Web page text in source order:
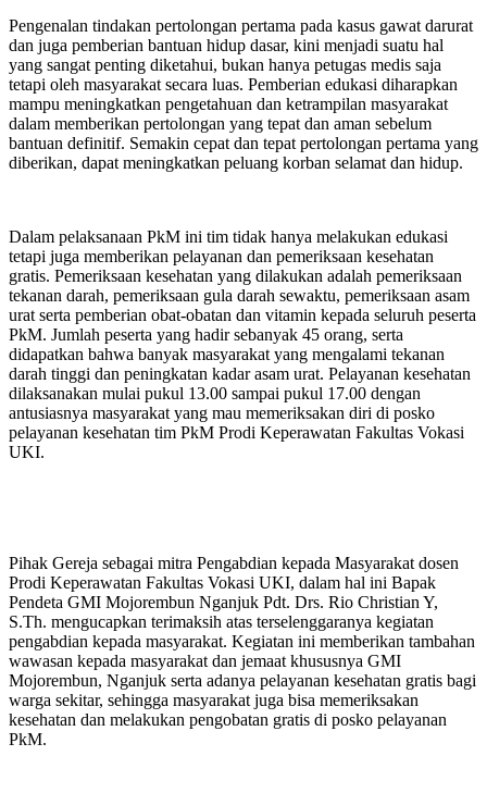
Pengenalan tindakan pertolongan pertama pada kasus gawat darurat
dan juga pemberian bantuan hidup dasar, kini menjadi suatu hal
yang sangat penting diketahui, bukan hanya petugas medis saja
tetapi oleh masyarakat secara luas. Pemberian edukasi diharapkan
mampu meningkatkan pengetahuan dan ketrampilan masyarakat
dalam memberikan pertolongan yang tepat dan aman sebelum
bantuan definitif. Semakin cepat dan tepat pertolongan pertama yang
diberikan, dapat meningkatkan peluang korban selamat dan hidup.
Dalam pelaksanaan PkM ini tim tidak hanya melakukan edukasi
tetapi juga memberikan pelayanan dan pemeriksaan kesehatan
gratis. Pemeriksaan kesehatan yang dilakukan adalah pemeriksaan
tekanan darah, pemeriksaan gula darah sewaktu, pemeriksaan asam
urat serta pemberian obat-obatan dan vitamin kepada seluruh peserta
PkM. Jumlah peserta yang hadir sebanyak 45 orang, serta
didapatkan bahwa banyak masyarakat yang mengalami tekanan
darah tinggi dan peningkatan kadar asam urat. Pelayanan kesehatan
dilaksanakan mulai pukul 13.00 sampai pukul 17.00 dengan
antusiasnya masyarakat yang mau memeriksakan diri di posko
pelayanan kesehatan tim PkM Prodi Keperawatan Fakultas Vokasi
UKI.
Pihak Gereja sebagai mitra Pengabdian kepada Masyarakat dosen
Prodi Keperawatan Fakultas Vokasi UKI, dalam hal ini Bapak
Pendeta GMI Mojorembun Nganjuk Pdt. Drs. Rio Christian Y,
S.Th. mengucapkan terimaksih atas terselenggaranya kegiatan
pengabdian kepada masyarakat. Kegiatan ini memberikan tambahan
wawasan kepada masyarakat dan jemaat khususnya GMI
Mojorembun, Nganjuk serta adanya pelayanan kesehatan gratis bagi
warga sekitar, sehingga masyarakat juga bisa memeriksakan
kesehatan dan melakukan pengobatan gratis di posko pelayanan
PkM.